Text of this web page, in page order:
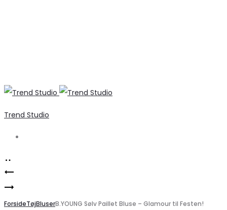
Trend Studio
Product
navigation
støvler
Marta
du
ForsideTøjBluserB.YOUNG Sølv Paillet Bluse – Glamour til Festen!